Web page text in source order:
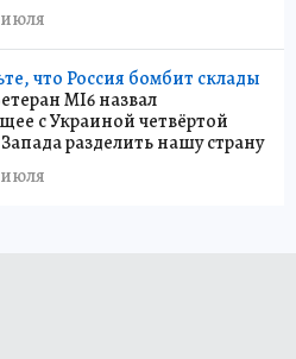
июля
что Россия бомбит склады
MI6 назвал
с Украиной четвёртой
разделить нашу страну